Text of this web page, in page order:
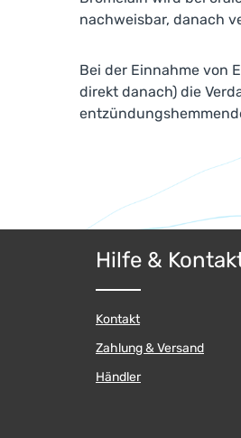
nachweisbar, danach
Bei der Einnahme von
direkt danach) die
Hilfe &
Kontakt
Zahlung & Versand
Händler